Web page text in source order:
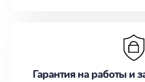
Гарантия на работы и